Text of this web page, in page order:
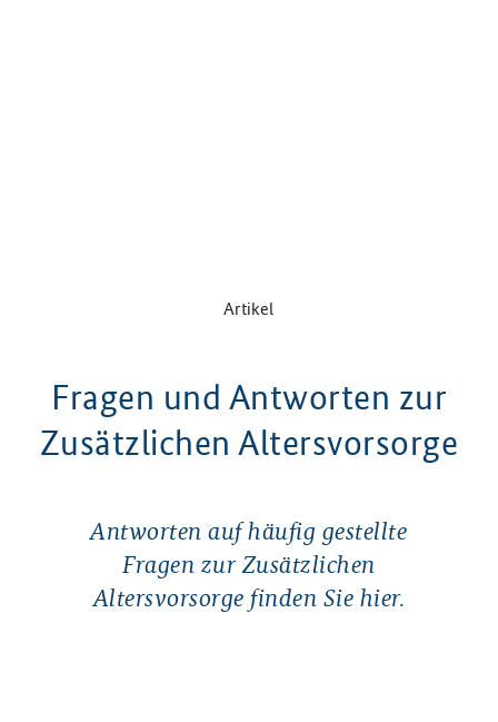
Fragen und Antworten zur Zusätzlichen
Artikel
Fragen und Antworten zur
Zusätzlichen Altersvorsorge
Antworten auf häufig gestellte
Fragen zur Zusätzlichen
Altersvorsorge finden Sie hier.